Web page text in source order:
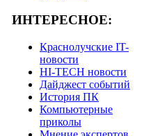
ИНТЕРЕСНОЕ:
Краснолучские IT-
новости
HI-TECH новости
Дайджест событий
История ПК
Компьютерные
приколы